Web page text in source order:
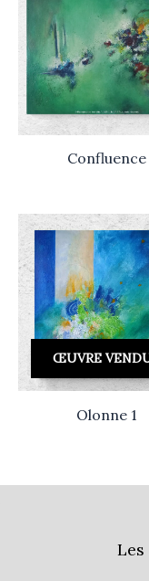
Confluence
ŒUVRE
Olonne 1